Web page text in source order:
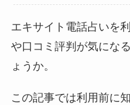
エキサイト電話占いを
や口コミ評判が気にな
ょうか。
この記事では利用前に